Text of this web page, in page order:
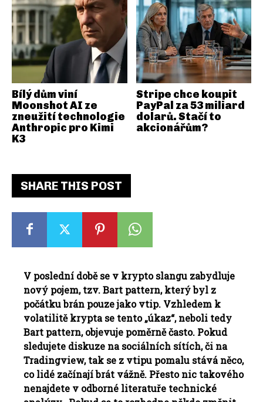
SHARE THIS POST
V poslední době se v krypto slangu zabydluje
nový pojem, tzv. Bart pattern, který byl z
počátku brán pouze jako vtip. Vzhledem k
volatilitě krypta se tento „úkaz“, neboli tedy
Bart pattern, objevuje poměrně často. Pokud
sledujete diskuze na sociálních sítích, či na
Tradingview, tak se z vtipu pomalu stává něco,
co lidé začínají brát vážně. Přesto nic takového
nenajdete v odborné literatuře technické
Bílý dům viní
Moonshot AI ze
zneužití technologie
Anthropic pro Kimi
K3
Stripe chce koupit
PayPal za 53 miliard
dolarů. Stačí to
akcionářům?